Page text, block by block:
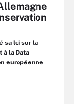
sa loi sur la
à la Data
européenne